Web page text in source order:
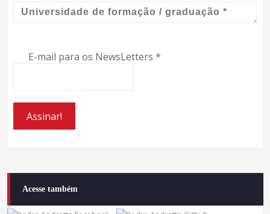
E-mail para os NewsLetters *
Acesse também